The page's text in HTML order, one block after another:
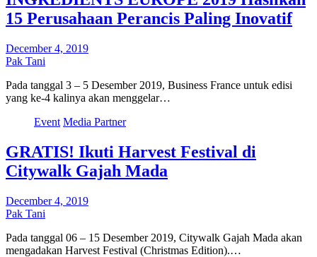
15 Perusahaan Perancis Paling Inovatif
December 4, 2019
Pak Tani
Pada tanggal 3 – 5 Desember 2019, Business France untuk edisi
yang ke-4 kalinya akan menggelar…
Event Media Partner
GRATIS! Ikuti Harvest Festival di
Citywalk Gajah Mada
December 4, 2019
Pak Tani
Pada tanggal 06 – 15 Desember 2019, Citywalk Gajah Mada akan
mengadakan Harvest Festival (Christmas Edition).…